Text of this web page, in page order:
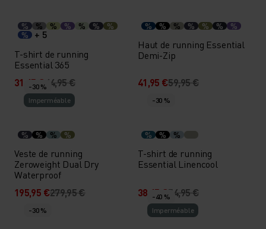
% % % % % %
%
%
+ 5
T-shirt de running
Essential 365
31,45 €44,95 €
% % % % % % %
Haut de running Essential
Demi-Zip
41,95 €59,95 €
-30 %
Imperméable
% % % %
Veste de running
Zeroweight Dual Dry
Waterproof
195,95 €279,95 €
-30 %
% % %
T-shirt de running
Essential Linencool
38,45 €54,95 €
-30 %
-40 %
Imperméable